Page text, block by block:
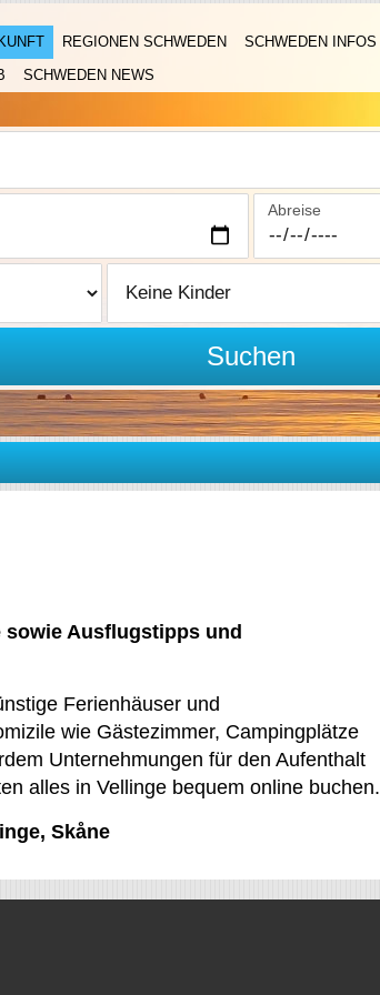
REGIONEN SCHWEDEN
SCHWEDEN INFOS
SCHWEDEN NEWS
Abreise
Suchen
Ausflugstipps und
Ferienhäuser und
wie Gästezimmer, Campingplätze
Unternehmungen für den Aufenthalt
alles in Vellinge bequem online buchen.
Skåne